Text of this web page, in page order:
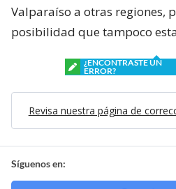
Valparaíso a otras regiones,
posibilidad que tampoco
¿ENCONTRASTE UN
ERROR?
Revisa nuestra página de
Síguenos en: